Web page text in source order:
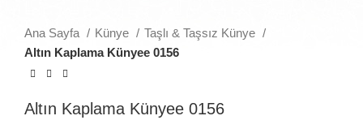
Ana Sayfa Künye
Taşlı & Taşsız Künye
Altın Kaplama Künyee 0156
Altın Kaplama Künyee 0156